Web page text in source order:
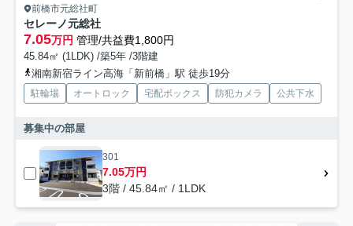
前橋市元総社町
セレーノ元総社
7.05万円 管理/共益費1,800円
45.84㎡ (1LDK) /築5年 /3階建
湘南新宿ライン高海「新前橋」駅 徒歩19分
駐輪場 オートロック 宅配ボックス 防犯カメラ 公共下水
募集中の部屋
301
7.05万円
3階 / 45.84㎡ / 1LDK